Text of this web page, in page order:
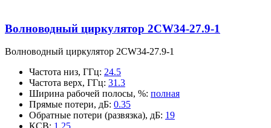
Волноводный циркулятор 2CW34-27.9-1
Волноводный циркулятор 2CW34-27.9-1
Частота низ, ГГц: 24.5
Частота верх, ГГц: 31.3
Ширина рабочей полосы, %: полная
Прямые потери, дБ: 0.35
Обратные потери (развязка), дБ: 19